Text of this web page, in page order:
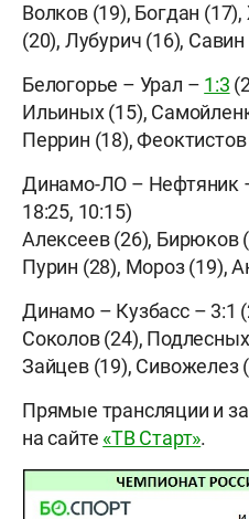
Волков (19), Богдан
(20), Лубурич (16), Савин
Белогорье – Урал – 1:3
Ильиных (15),
Перрин (18),
Динамо-ЛО – Нефтяник
18:25, 10:15)
Алексеев (26), Бирюков
Пурин (28), Мороз (19),
Динамо – Кузбасс – 3:1
Соколов (24),
Зайцев (19), Сивожелез
Прямые трансляции и
на сайте «ТВ Старт».